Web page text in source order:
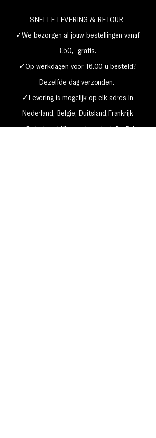
SNELLE LEVERING & RETOUR
✓We bezorgen al jouw bestellingen vanaf
€50,- gratis.
✓Op werkdagen voor 16.00 u besteld?
Dezelfde dag verzonden.
✓Levering is mogelijk op elk adres in
Nederland, België, Duitsland,Frankrijk
✓Betaal met Klarna, visa, Ideal, PayPal,